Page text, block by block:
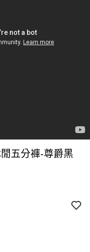
五分褲-尊爵黑